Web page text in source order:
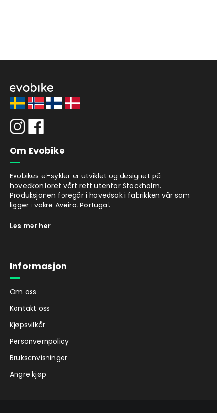
Om Evobike
Evobikes el-sykler er utviklet og designet på
hovedkontoret vårt rett utenfor Stockholm.
Produksjonen foregår i hovedsak i fabrikken vår som
ligger i vakre Aveiro, Portugal.
Les mer her
Informasjon
Om oss
Kontakt oss
Kjøpsvilkår
Personvernpolicy
Bruksanvisninger
Angre kjøp